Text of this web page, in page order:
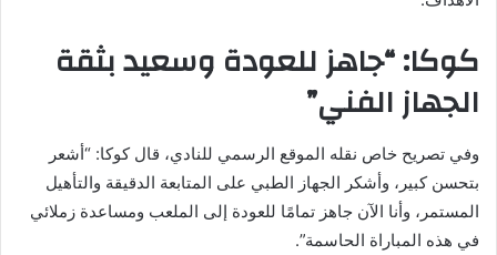
كوكا: “جاهز للعودة وسعيد بثقة
الجهاز الفني”
وفي تصريح خاص نقله الموقع الرسمي للنادي، قال كوكا: “أشعر
بتحسن كبير، وأشكر الجهاز الطبي على المتابعة الدقيقة والتأهيل
المستمر، وأنا الآن جاهز تمامًا للعودة إلى الملعب ومساعدة زملائي
في هذه المباراة الحاسمة”.